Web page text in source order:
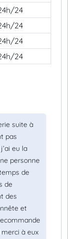
24
24
24
24
suite à
pas
eu la
personne
de
de
des
et
à eux